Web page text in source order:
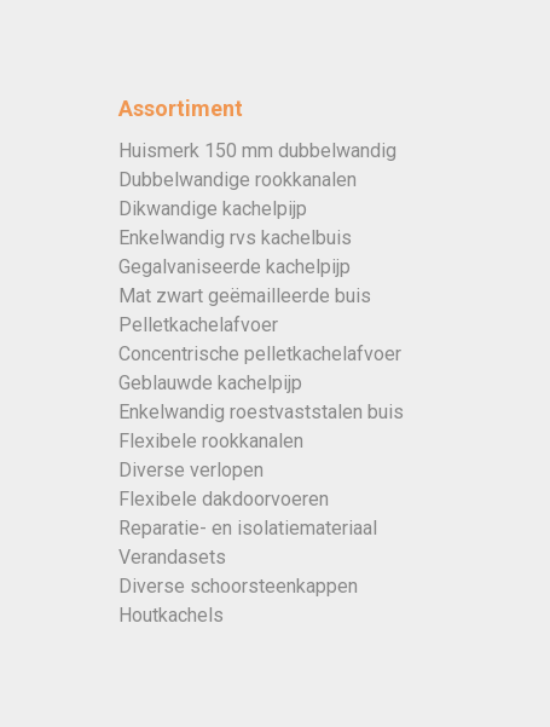
Assortiment
Huismerk 150 mm dubbelwandig
Dubbelwandige rookkanalen
Dikwandige kachelpijp
Enkelwandig rvs kachelbuis
Gegalvaniseerde kachelpijp
Mat zwart geëmailleerde buis
Pelletkachelafvoer
Concentrische pelletkachelafvoer
Geblauwde kachelpijp
Enkelwandig roestvaststalen buis
Flexibele rookkanalen
Diverse verlopen
Flexibele dakdoorvoeren
Reparatie- en isolatiemateriaal
Verandasets
Diverse schoorsteenkappen
Houtkachels